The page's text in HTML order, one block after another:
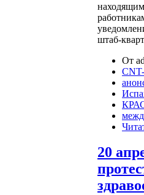
штаб-
От
20